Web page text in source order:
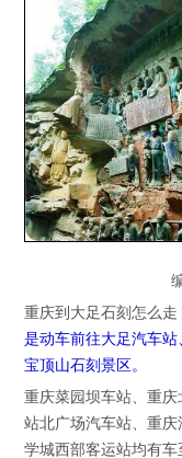
重庆到大足石刻怎么走
是动车前往大足汽车
宝顶山石刻景区。
重庆菜园坝车站、重
站北广场汽车站、重
学城西部客运站均有车